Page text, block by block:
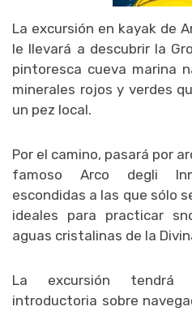
La excursión en kayak de
le llevará a descubrir la
pintoresca cueva marina
minerales rojos y verdes
un pez local.
Por el camino, pasará por
famoso Arco degli
escondidas a las que sólo
ideales para practicar
aguas cristalinas de la
La excursión tendrá
introductoria sobre